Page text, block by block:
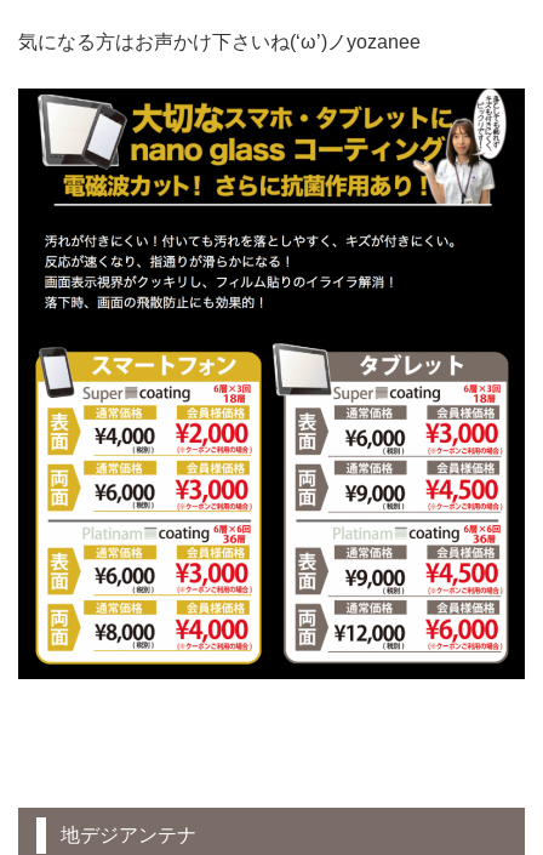
気になる方はお声かけ下さいね(‘ω’)ノyozanee
地デジアンテナ